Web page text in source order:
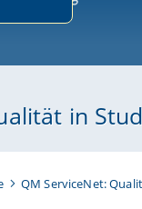
in
QM ServiceNet: